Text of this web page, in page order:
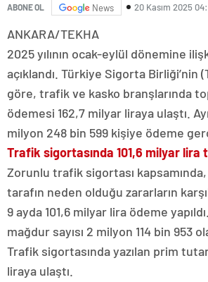
ABONE OL News 20 Kasım 2025
ANKARA/TEKHA
2025 yılının ocak-eylül dönemine
açıklandı. Türkiye Sigorta Birliği’nin
göre, trafik ve kasko branşlarında
ödemesi 162,7 milyar liraya ulaştı.
milyon 248 bin 599 kişiye ödeme
Trafik sigortasında 101,6 milyar lira
Zorunlu trafik sigortası
tarafın neden olduğu zararların
9 ayda 101,6 milyar lira ödeme
mağdur sayısı 2 milyon 114 bin 953
Trafik sigortasında yazılan prim
liraya ulaştı.